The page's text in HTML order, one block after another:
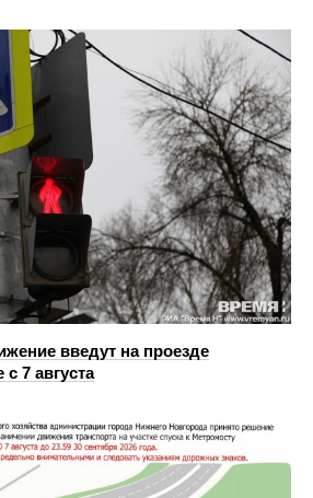
введут на проезде
7 августа